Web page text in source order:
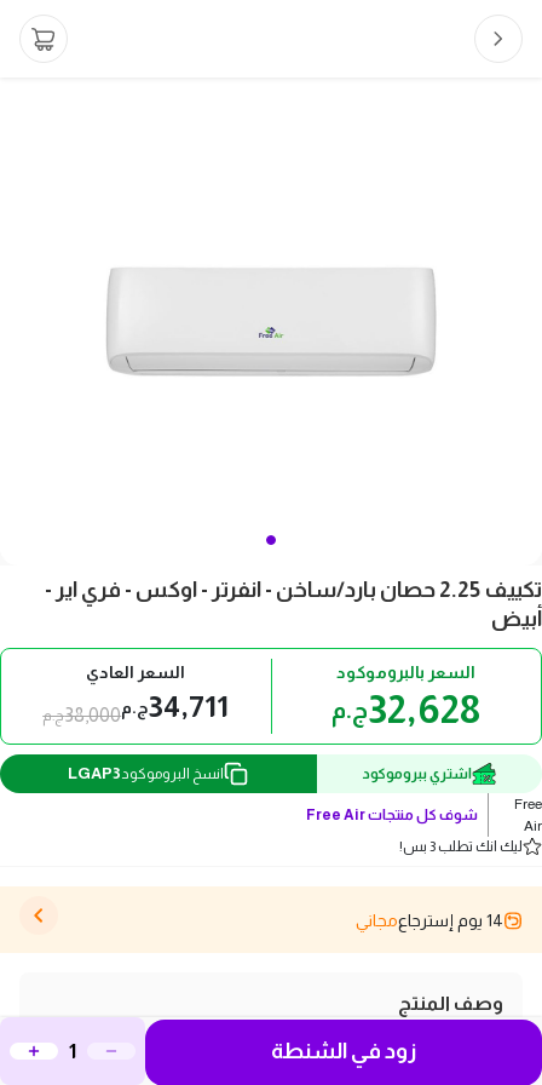
تكييف 2.25 حصان بارد/ساخن - انفرتر - اوكس - فري اير -
أبيض
السعر بالبروموكود
32,628ج.م
السعر العادي
34,711ج.م38,000ج.م
اشتري ببروموكود انسخ البروموكود LGAP3
Free
Air
شوف كل منتجاتFree Air
ليك انك تطلب 3 بس!
14 يوم إسترجاع مجاني
وصف المنتج
استمتع بأفضل تجربة راحة مع تكييف 2.25 حصان بارد/ساخن
من اوكس، الذي يتميز بتكنولوجيا الانفرتر لتوفير الطاقة وتقليل
زود في الشنطة